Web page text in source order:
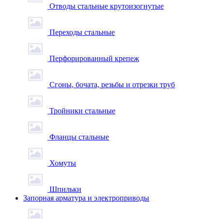
Отводы стальные крутоизогнутые
Переходы стальные
Перфорированный крепеж
Сгоны, бочата, резьбы и отрезки труб
Тройники стальные
Фланцы стальные
Хомуты
Шпильки
Запорная арматура и электроприводы